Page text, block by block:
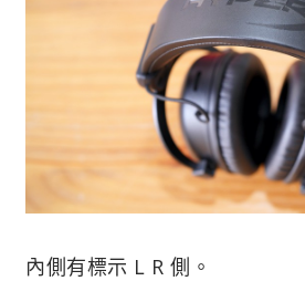
內側有標示 L R 側。